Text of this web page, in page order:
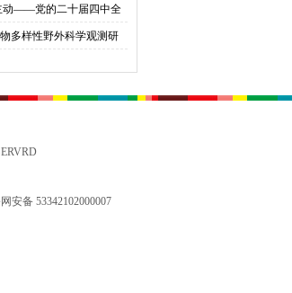
十届四中全会精神
动——党的二十届四中全
目标
多样性野外科学观测研